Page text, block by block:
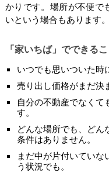
かりです。場所が不便で
いという場合もあります。
「家いちば」でできる
いつでも思いついた時
売り出し価格がまだ決
自分の不動産でなくて
す。
どんな場所でも、どん
条件はありません。
まだ中が片付いてい
う状況でも。